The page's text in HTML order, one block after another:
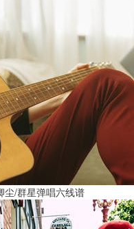
尘/群星弹唱六线谱